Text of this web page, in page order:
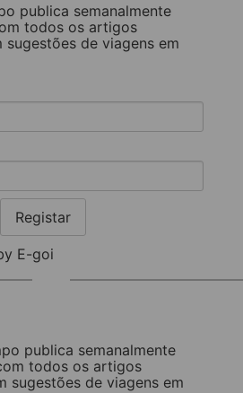
publica semanalmente
todos os artigos
sugestões de viagens em
Registar
E-goi
publica semanalmente
todos os artigos
sugestões de viagens em